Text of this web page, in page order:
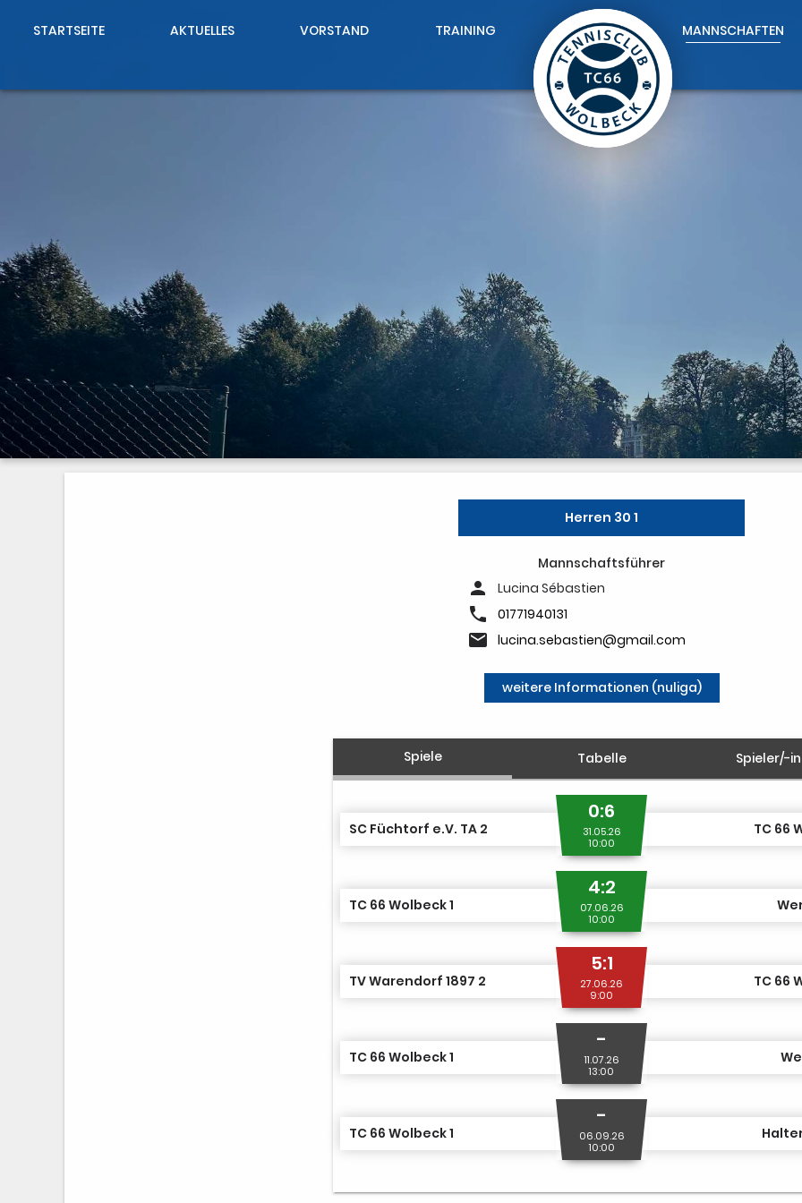
STARTSEITE AKTUELLES VORSTAND TRAINING MANNSCHAFTEN
Herren 30 1
Mannschaftsführer
person Lucina Sébastien
phone 01771940131
email lucina.sebastien@gmail.com
weitere Informationen (nuliga)
Spiele Tabelle Spieler/-
SC Füchtorf e.V. TA 2
0:6
31.05.26
10:00
TC 66
TC 66 Wolbeck 1
4:2
07.06.26
10:00
TV Warendorf 1897 2
5:1
27.06.26
9:00
TC 66
TC 66 Wolbeck 1
-
11.07.26
13:00
TC 66 Wolbeck 1
-
06.09.26
10:00